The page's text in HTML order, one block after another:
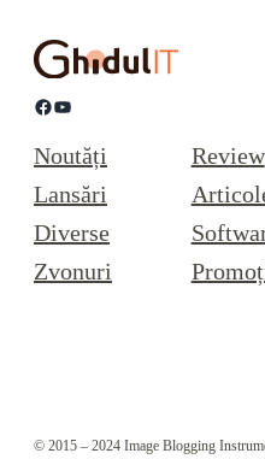
Facebook YouTube
Noutăți
Lansări
Diverse
Zvonuri
Review
© 2015 – 2024 Image Blogging